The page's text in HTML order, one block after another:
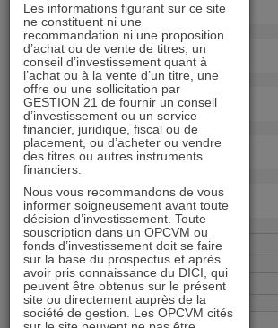
Les informations figurant sur ce site
ne constituent ni une
recommandation ni une proposition
d’achat ou de vente de titres, un
conseil d’investissement quant à
l’achat ou à la vente d’un titre, une
offre ou une sollicitation par
GESTION 21 de fournir un conseil
d’investissement ou un service
financier, juridique, fiscal ou de
placement, ou d’acheter ou vendre
des titres ou autres instruments
financiers.
Nous vous recommandons de vous
informer soigneusement avant toute
décision d’investissement. Toute
souscription dans un OPCVM ou
fonds d’investissement doit se faire
sur la base du prospectus et après
avoir pris connaissance du DICI, qui
peuvent être obtenus sur le présent
site ou directement auprès de la
société de gestion. Les OPCVM cités